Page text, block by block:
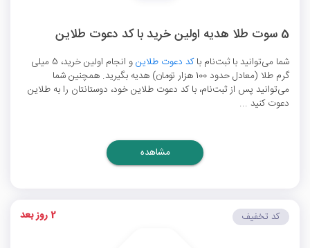
5 سوت طلا هدیه اولین خرید با کد دعوت طلاین
شما می‌توانید با ثبت‌نام باکد دعوت طلاین
و انجام اولین خرید، 5 میلی
گرم طلا (معادل حدود 100 هزار تومان) هدیه بگیرید. همچنین شما
می‌توانید پس از ثبت‌نام، با کد دعوت طلاین خود، دوستانتان را به طلاین
دعوت کنید ...
مشاهده
کد تخفیف 2 روز بعد